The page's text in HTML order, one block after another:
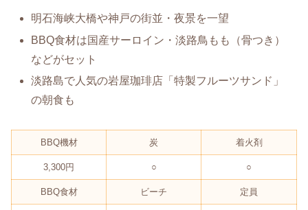
明石海峡大橋や神戸の街並・夜景を一望
BBQ食材は国産サーロイン・淡路鳥もも（骨つき）
などがセット
淡路島で人気の岩屋珈琲店「特製フルーツサンド」
の朝食も
BBQ機材 炭 着火剤
3,300円 ○ ○
BBQ食材 ビーチ 定員